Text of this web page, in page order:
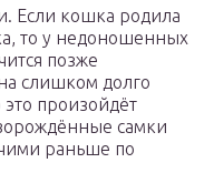
Если кошка родила
то у недоношенных
позже
слишком долго
произойдёт
самки
раньше по